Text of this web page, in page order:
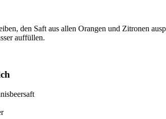
den Saft aus allen Orangen und Zitronen
auffüllen.